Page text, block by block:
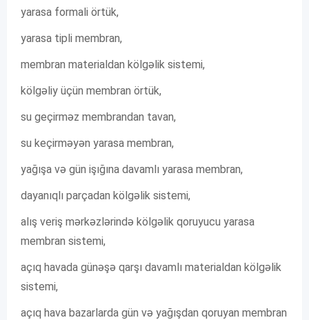
yarasa formali örtük,
yarasa tipli membran,
membran materialdan kölgəlik sistemi,
kölgəliy üçün membran örtük,
su geçirməz membrandan tavan,
su keçirməyən yarasa membran,
yağışa və gün işığına davamlı yarasa membran,
dayanıqlı parçadan kölgəlik sistemi,
alış veriş mərkəzlərində kölgəlik qoruyucu yarasa
membran sistemi,
açıq havada günəşə qarşı davamlı materialdan kölgəlik
sistemi,
açıq hava bazarlarda gün və yağışdan qoruyan membran